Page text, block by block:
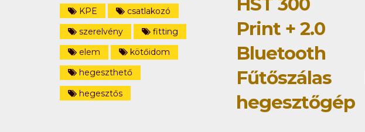
KPE
csatlakozó
szerelvény
fitting
elem
kötőidom
hegeszthető
hegesztős
Print + 2.0
Bluetooth
Fűtőszálas
hegesztőgép